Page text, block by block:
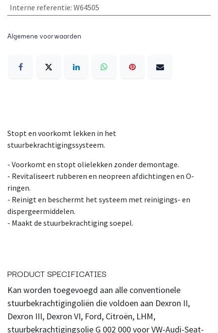
Interne referentie: W64505
Algemene voorwaarden
Stopt en voorkomt lekken in het
stuurbekrachtigingssysteem.
- Voorkomt en stopt olielekken zonder demontage.
- Revitaliseert rubberen en neopreen afdichtingen en O-
ringen.
- Reinigt en beschermt het systeem met reinigings- en
dispergeermiddelen.
- Maakt de stuurbekrachtiging soepel.
PRODUCT SPECIFICATIES
Kan worden toegevoegd aan alle conventionele
stuurbekrachtigingoliën die voldoen aan Dexron II,
Dexron III, Dexron VI, Ford, Citroën, LHM,
stuurbekrachtigingsolie G 002 000 voor VW-Audi-Seat-